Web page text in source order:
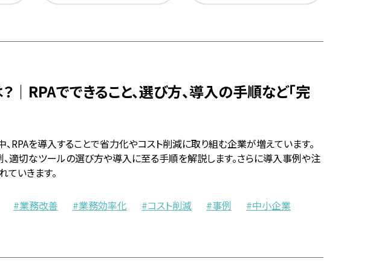
｜RPAでできること、選び方、導入の手順など「完
を導入することで省力化やコスト削減に取り組む企業が増えています。
適切なツールの選び方や導入に至る手順を解説します。さらに導入事例や注
いきます。
業務改善 業務効率化 コスト削減 事例
中小企業